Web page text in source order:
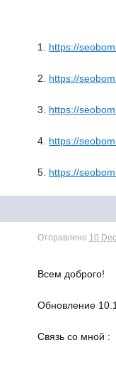
1. https://
2. https://
3. https://
4. https://
5. https://
Отправлено 10
Всем доброго!
Обновление
Связь со мной :